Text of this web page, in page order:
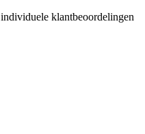
individuele klantbeoordelingen